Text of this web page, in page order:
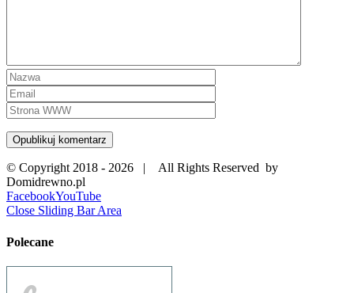
© Copyright 2018 - 2026 | All Rights Reserved by
Domidrewno.pl
FacebookYouTube
Close Sliding Bar Area
Polecane